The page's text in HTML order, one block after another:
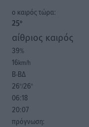
o καιρός τώρα:
25°
αίθριος καιρός
39%
16km/h
Β-ΒΔ
26°/26°
06:18
20:07
πρόγνωση: